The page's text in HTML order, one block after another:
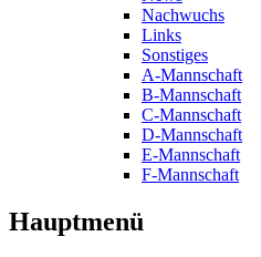
Nachwuchs
Links
Sonstiges
A-Mannschaft
B-Mannschaft
C-Mannschaft
D-Mannschaft
E-Mannschaft
F-Mannschaft
Hauptmenü